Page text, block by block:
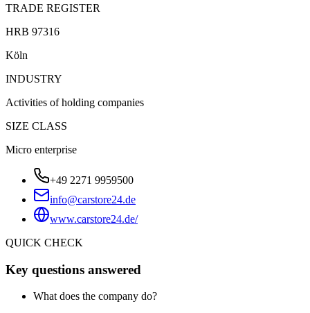
TRADE REGISTER
HRB 97316
Köln
INDUSTRY
Activities of holding companies
SIZE CLASS
Micro enterprise
+49 2271 9959500
info@carstore24.de
www.carstore24.de/
QUICK CHECK
Key questions answered
What does the company do?